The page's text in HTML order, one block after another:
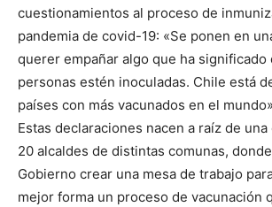
cuestionamientos al proceso de
pandemia de covid-19: «Se ponen en
querer empañar algo que ha significado
personas estén inoculadas. Chile está
países con más vacunados en el
Estas declaraciones nacen a raíz de
20 alcaldes de distintas comunas,
Gobierno crear una mesa de trabajo
mejor forma un proceso de vacunación